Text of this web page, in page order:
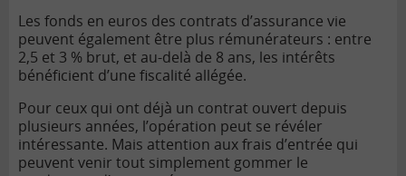
Les fonds en euros des contrats d’assurance vie
peuvent également être plus rémunérateurs : entre
2,5 et 3 % brut, et au-delà de 8 ans, les intérêts
bénéficient d’une fiscalité allégée.
Pour ceux qui ont déjà un contrat ouvert depuis
plusieurs années, l’opération peut se révéler
intéressante. Mais attention aux frais d’entrée qui
peuvent venir tout simplement gommer le